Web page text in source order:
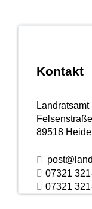
Kontakt
89518
07321
07321